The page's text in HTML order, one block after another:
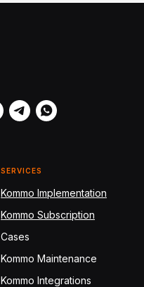
SERVICES
Kommo Implementation
Kommo Subscription
Cases
Kommo Maintenance
Kommo Integrations